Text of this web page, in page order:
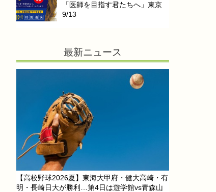
「医師を目指す君たちへ」東京
9/13
最新ニュース
【高校野球2026夏】東海大甲府・健大高崎・有
明・長崎日大が勝利…第4日は遊学館vs青森山